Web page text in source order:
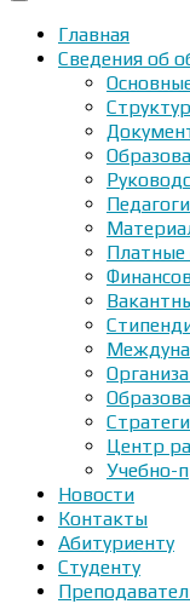
Главная
Сведения об
Платные
Центр
Учебно-
Новости
Контакты
Абитуриенту
Студенту